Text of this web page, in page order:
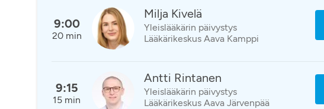
9:00
20 min
Milja Kivelä
Yleislääkärin päivystys
Lääkärikeskus Aava Kamppi
9:15
15 min
Antti Rintanen
Yleislääkärin päivystys
Lääkärikeskus Aava Järvenpää